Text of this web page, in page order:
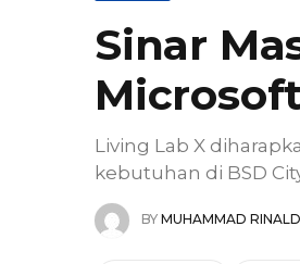
Sinar
Living Lab X
kebutuhan di BSD
BY MUHAMMAD